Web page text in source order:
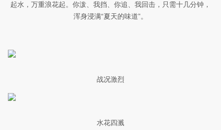
起水，万重浪花起。你泼、我挡、你追、我回击，只需十几分钟，
浑身浸满“夏天的味道”。
战况激烈
水花四溅